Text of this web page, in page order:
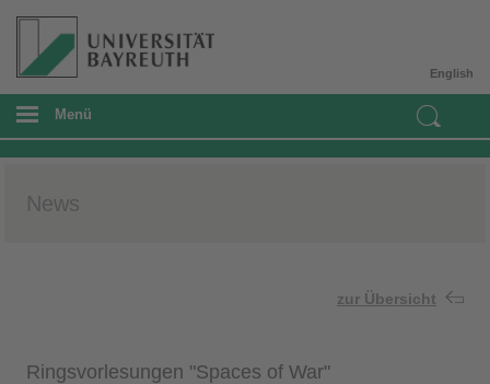
English
Menü
News
zur Übersicht
Ringsvorlesungen "Spaces of War"